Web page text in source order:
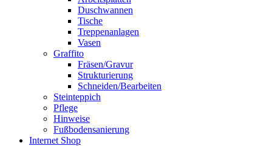
Duschwannen
Tische
Treppenanlagen
Vasen
Graffito
Fräsen/Gravur
Strukturierung
Schneiden/Bearbeiten
Steinteppich
Pflege
Hinweise
Fußbodensanierung
Internet Shop